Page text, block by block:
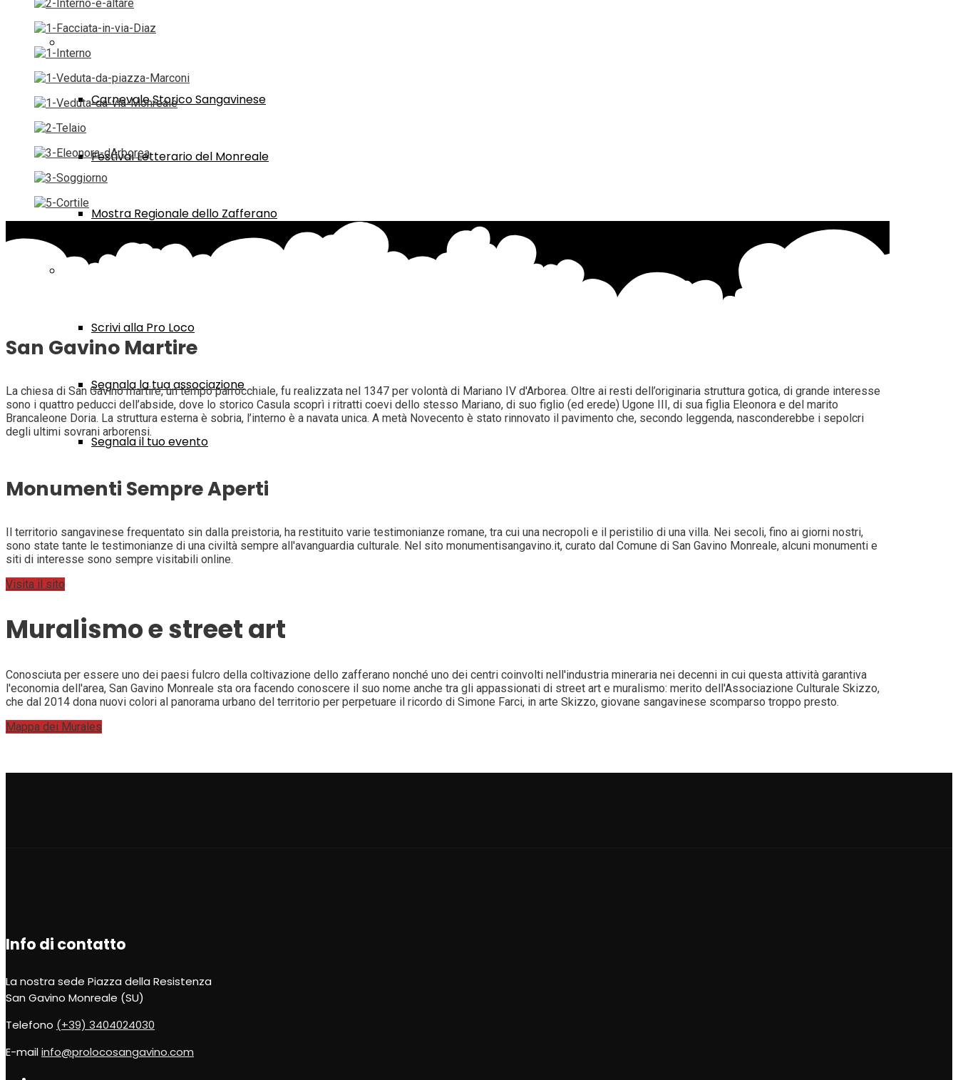
Carnevale Storico Sangavinese
Festival Letterario del Monreale
Mostra Regionale dello Zafferano
Contatti
Scrivi alla Pro Loco
Segnala la tua associazione
Segnala il tuo evento
San Gavino Martire
La chiesa di San Gavino martire, un tempo parrocchiale, fu realizzata nel 1347 per volontà di Mariano IV d'Arborea. Oltre ai resti dell’originaria struttura gotica, di grande interesse
sono i quattro peducci dell’abside, dove lo storico Casula scoprì i ritratti coevi dello stesso Mariano, di suo figlio (ed erede) Ugone III, di sua figlia Eleonora e del marito
Brancaleone Doria. La struttura esterna è sobria, l’interno è a navata unica. A metà Novecento è stato rinnovato il pavimento che, secondo leggenda, nasconderebbe i sepolcri
degli ultimi sovrani arborensi.
Monumenti Sempre Aperti
Il territorio sangavinese frequentato sin dalla preistoria, ha restituito varie testimonianze romane, tra cui una necropoli e il peristilio di una villa. Nei secoli, fino ai giorni nostri,
sono state tante le testimonianze di una civiltà sempre all'avanguardia culturale. Nel sito monumentisangavino.it, curato dal Comune di San Gavino Monreale, alcuni monumenti e
siti di interesse sono sempre visitabili online.
Visita il sito
Muralismo e street art
Conosciuta per essere uno dei paesi fulcro della coltivazione dello zafferano nonché uno dei centri coinvolti nell'industria mineraria nei decenni in cui questa attività garantiva
l'economia dell'area, San Gavino Monreale sta ora facendo conoscere il suo nome anche tra gli appassionati di street art e muralismo: merito dell'Associazione Culturale Skizzo,
che dal 2014 dona nuovi colori al panorama urbano del territorio per perpetuare il ricordo di Simone Farci, in arte Skizzo, giovane sangavinese scomparso troppo presto.
Mappa dei Murales
Info di contatto
La nostra sede Piazza della Resistenza
San Gavino Monreale (SU)
Telefono (+39) 3404024030
E-mailinfo@prolocosangavino.com